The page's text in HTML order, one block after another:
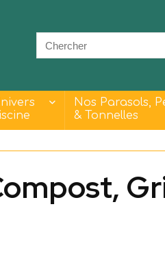
Nos Parasols,
& Tonnelles